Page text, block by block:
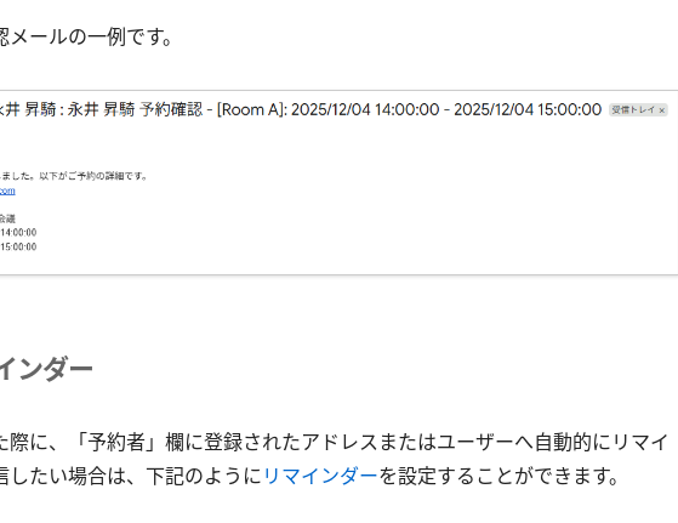
ールの一例です。
ンダー
際に、「予約者」欄に登録されたアドレスまたはユーザーへ自動的にリマイ
したい場合は、下記のようにリマインダーを設定することができます。